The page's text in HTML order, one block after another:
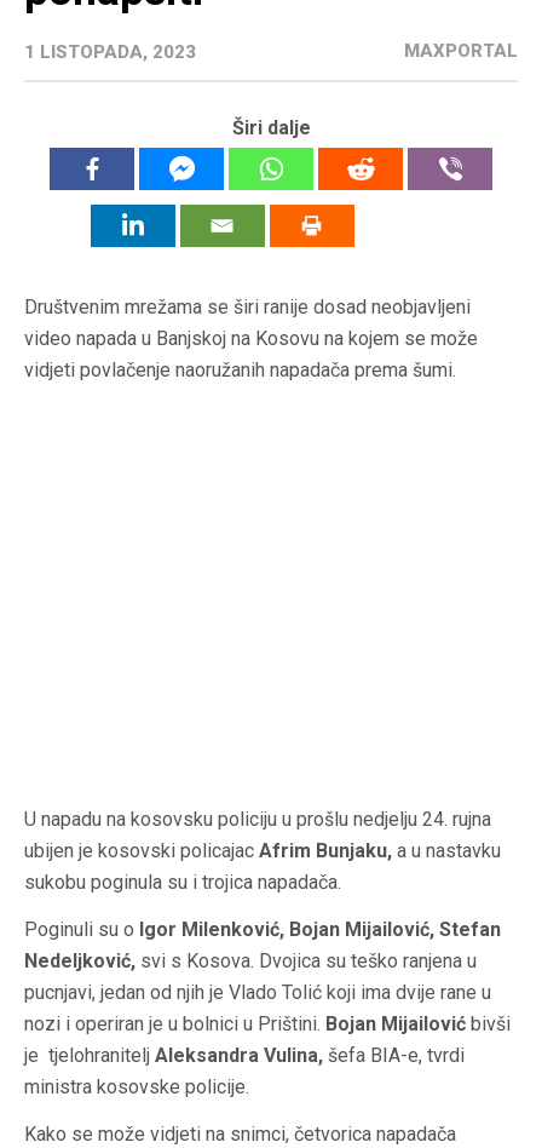
1 LISTOPADA, 2023 MAXPORTAL
Širi dalje
Društvenim mrežama se širi ranije dosad neobjavljeni
video napada u Banjskoj na Kosovu na kojem se može
vidjeti povlačenje naoružanih napadača prema šumi.
U napadu na kosovsku policiju u prošlu nedjelju 24. rujna
ubijen je kosovski policajac Afrim Bunjaku, a u nastavku
sukobu poginula su i trojica napadača.
Poginuli su o Igor Milenković, Bojan Mijailović, Stefan
Nedeljković, svi s Kosova. Dvojica su teško ranjena u
pucnjavi, jedan od njih je Vlado Tolić koji ima dvije rane u
nozi i operiran je u bolnici u Prištini. Bojan Mijailović bivši
je tjelohranitelj Aleksandra Vulina, šefa BIA-e, tvrdi
ministra kosovske policije.
Kako se može vidjeti na snimci, četvorica napadača